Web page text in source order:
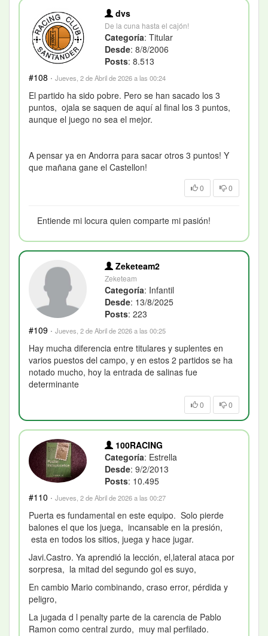
dvs
De la cuna hasta el cajón!
Categoría: Titular
Desde: 8/8/2006
Posts: 8.513
#108 · Jueves, 2 de Abril de 2026 a las 00:24
El partido ha sido pobre. Pero se han sacado los 3
puntos, ojala se saquen de aquí al final los 3 puntos,
aunque el juego no sea el mejor.
A pensar ya en Andorra para sacar otros 3 puntos! Y
que mañana gane el Castellon!
0 0
Entiende mi locura quien comparte mi pasión!
Zeketeam2
Zeketeam
Categoría: Infantil
Desde: 13/8/2025
Posts: 223
#109 · Jueves, 2 de Abril de 2026 a las 00:25
Hay mucha diferencia entre titulares y suplentes en
varios puestos del campo, y en estos 2 partidos se ha
notado mucho, hoy la entrada de salinas fue
determinante
0 0
100RACING
Categoría: Estrella
Desde: 9/2/2013
Posts: 10.495
#110 · Jueves, 2 de Abril de 2026 a las 00:27
Puerta es fundamental en este equipo. Solo pierde
balones el que los juega, incansable en la presión,
esta en todos los sitios, juega y hace jugar.
Javi.Castro. Ya aprendió la lección, el,lateral ataca por
sorpresa, la mitad del segundo gol es suyo,
En cambio Mario combinando, craso error, pérdida y
peligro,
La jugada d l penalty parte de la carencia de Pablo
Ramon como central zurdo, muy mal perfilado.